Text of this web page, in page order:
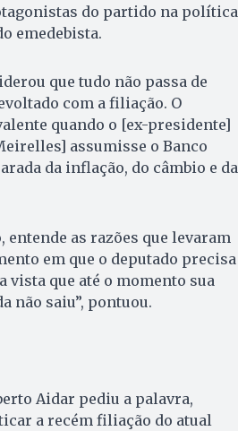
do partido na política
emedebista.
que tudo não passa de
com a filiação. O
quando o [ex-presidente]
assumisse o Banco
da inflação, do câmbio e da
as razões que levaram
em que o deputado precisa
que até o momento sua
não saiu”, pontuou.
Aidar pediu a palavra,
a recém filiação do atual